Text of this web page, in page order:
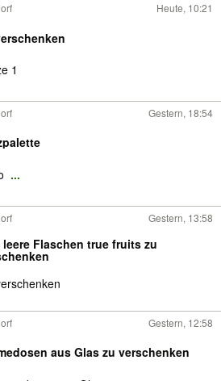
Heute, 10:21
1
Gestern, 18:54
...
Gestern, 13:58
leere Flaschen true fruits zu
Gestern, 12:58
aus Glas zu verschenken